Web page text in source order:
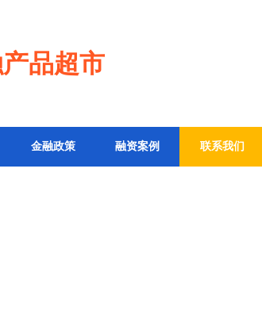
品超市
金融政策 融资案例 联系我们
联系我们